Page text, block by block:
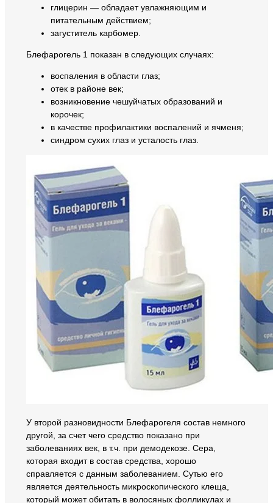
глицерин — обладает увлажняющим и
питательным действием;
загуститель карбомер.
Блефарогель 1 показан в следующих случаях:
воспаления в области глаз;
отек в районе век;
возникновение чешуйчатых образований и
корочек;
в качестве профилактики воспалений и ячменя;
синдром сухих глаз и усталость глаз.
У второй разновидности Блефарогеля состав немного
другой, за счет чего средство показано при
заболеваниях век, в т.ч. при демодекозе. Сера,
которая входит в состав средства, хорошо
справляется с данным заболеванием. Сутью его
является деятельность микроскопического клеща,
который может обитать в волосяных фолликулах и